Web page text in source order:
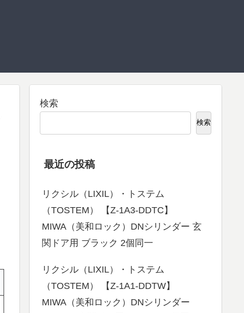
検索
検索
最近の投稿
リクシル（LIXIL）・トステム
（TOSTEM） 【Z-1A3-DDTC】
MIWA（美和ロック）DNシリンダー 玄
関ドア用 ブラック 2個同一
リクシル（LIXIL）・トステム
（TOSTEM） 【Z-1A1-DDTW】
MIWA（美和ロック）DNシリンダー